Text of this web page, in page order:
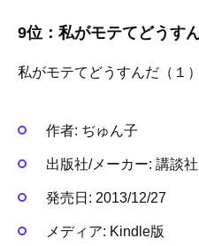
9位：私がモテてどうす
私がモテてどうすんだ（１）
作者: ぢゅん子
出版社/メーカー: 講談社
発売日: 2013/12/27
メディア: Kindle版